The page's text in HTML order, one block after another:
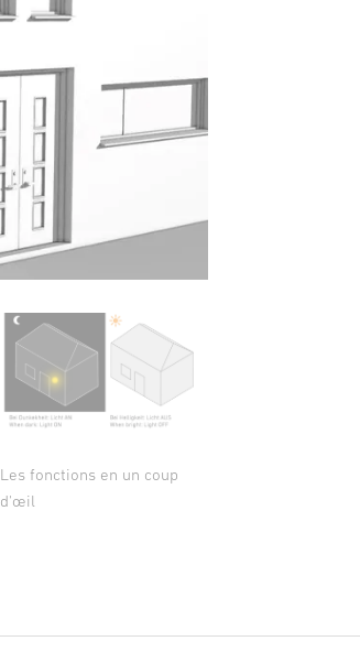
Les fonctions en un coup
d'œil